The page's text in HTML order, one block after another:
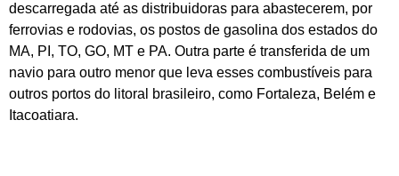
descarregada até as distribuidoras para abastecerem, por
ferrovias e rodovias, os postos de gasolina dos estados do
MA, PI, TO, GO, MT e PA. Outra parte é transferida de um
navio para outro menor que leva esses combustíveis para
outros portos do litoral brasileiro, como Fortaleza, Belém e
Itacoatiara.